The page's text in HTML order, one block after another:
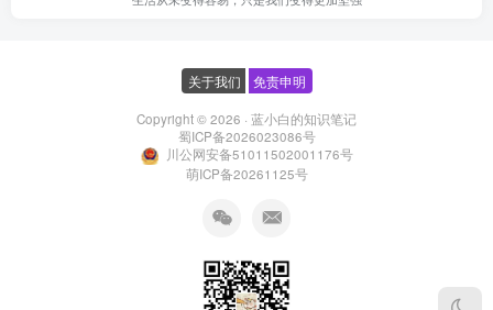
关于我们 免责申明
Copyright © 2026 · 蓝小白的知识笔记
蜀ICP备2026023086号
川公网安备51011502001176号
萌ICP备20261125号